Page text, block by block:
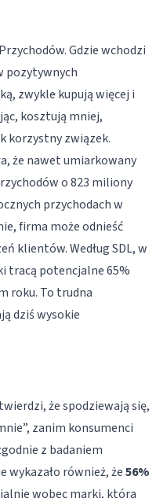
Gdzie wchodzi
pozytywnych
zwykle kupują więcej i
kosztują mniej,
korzystny związek.
że ​​nawet umiarkowany
o 823 miliony
przychodach w
firma może odnieść
klientów. Według SDL, w
tracą potencjalne 65%
roku. To trudna
dziś wysokie
że spodziewają się,
zanim konsumenci
z badaniem
wykazało również, że56%
wobec marki, która